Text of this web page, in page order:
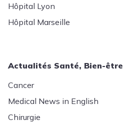
Hôpital Lyon
Hôpital Marseille
Actualités Santé, Bien-être
Cancer
Medical News in English
Chirurgie